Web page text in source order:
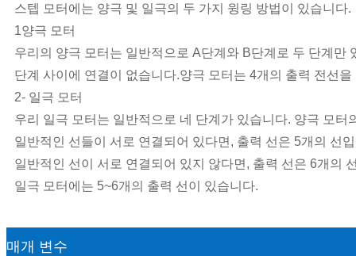
스텝 모터에는 양극 및 일극의 두 가지 윙링 방법이 있습니다.
1양극 모터
우리의 양극 모터는 일반적으로 A단계와 B단계로 두 단계만
단계 사이에 연결이 없습니다.양극 모터는 4개의 출력 전선
2- 일극 모터
우리 일극 모터는 일반적으로 네 단계가 있습니다. 양극 모
일반적인 선들이 서로 연결되어 있다면, 출력 선은 5개의 선
일반적인 선이 서로 연결되어 있지 않다면, 출력 선은 6개의
일극 모터에는 5~6개의 출력 선이 있습니다.
매개 변수